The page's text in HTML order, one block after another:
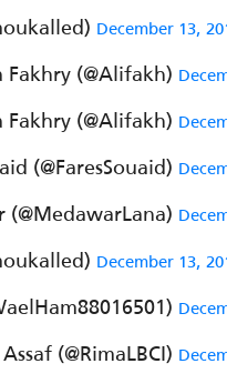
December 13,
December 13,